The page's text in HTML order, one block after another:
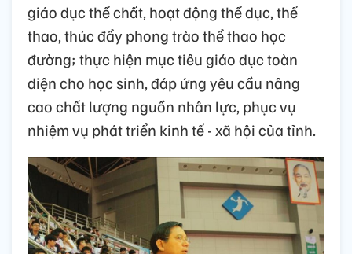
giáo dục thể chất, hoạt động thể dục, thể
thao, thúc đẩy phong trào thể thao học
đường; thực hiện mục tiêu giáo dục toàn
diện cho học sinh, đáp ứng yêu cầu nâng
cao chất lượng nguồn nhân lực, phục vụ
nhiệm vụ phát triển kinh tế - xã hội của tỉnh.